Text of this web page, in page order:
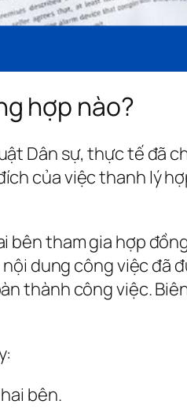
hợp nào?
Dân sự, thực tế đã
của việc thanh lý
bên tham gia hợp
dung công việc
thành công việc.
bên.